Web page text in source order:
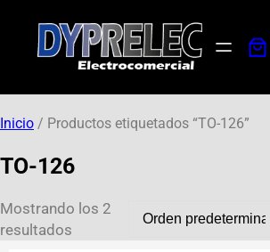
Inicio / Productos etiquetados “TO-126”
TO-126
Mostrando los 2
resultados